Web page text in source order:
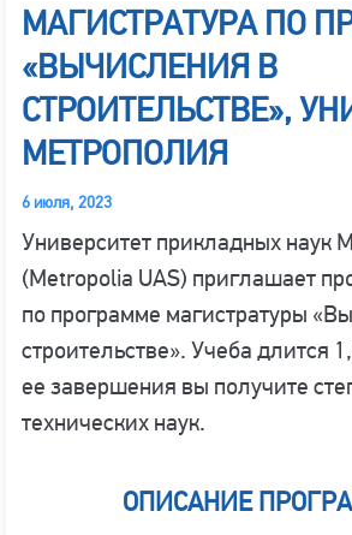
МАГИСТРАТУРА ПО
«ВЫЧИСЛЕНИЯ В
СТРОИТЕЛЬСТВЕ»,
МЕТРОПОЛИЯ
6 июля, 2023
Университет прикладных наук
(Metropolia UAS) приглашает
по программе магистратуры
строительстве». Учеба длится
ее завершения вы получите
технических наук.
ОПИСАНИЕ